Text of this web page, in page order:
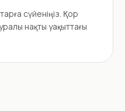
сүйеніңіз. Қор
нақты уақыттағы